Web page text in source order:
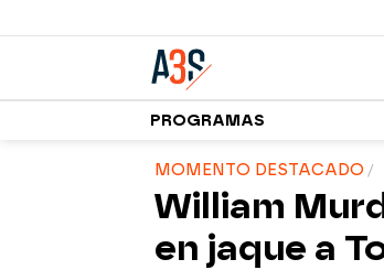
PROGRAMAS
MOMENTO DESTACADO
William
en jaque a